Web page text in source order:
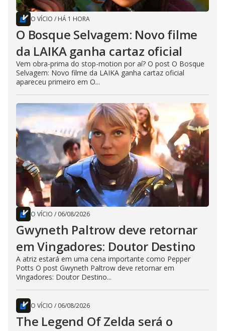
O VÍCIO / HÁ 1 HORA
O Bosque Selvagem: Novo filme
da LAIKA ganha cartaz oficial
Vem obra-prima do stop-motion por aí? O post O Bosque
Selvagem: Novo filme da LAIKA ganha cartaz oficial
apareceu primeiro em O...
O VÍCIO / 06/08/2026
Gwyneth Paltrow deve retornar
em Vingadores: Doutor Destino
A atriz estará em uma cena importante como Pepper
Potts O post Gwyneth Paltrow deve retornar em
Vingadores: Doutor Destino...
O VÍCIO / 06/08/2026
The Legend Of Zelda será o